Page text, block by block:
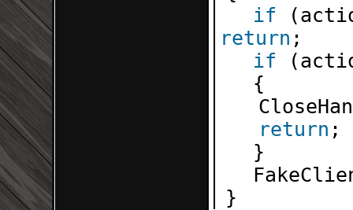
if
return ;
if
{
return ;
}
}